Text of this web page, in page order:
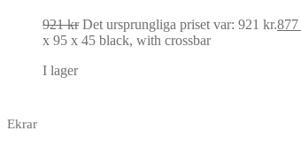
921kr Det ursprungliga priset var: 921 kr.877
x 95 x 45 black, with crossbar
I lager
Ekrar